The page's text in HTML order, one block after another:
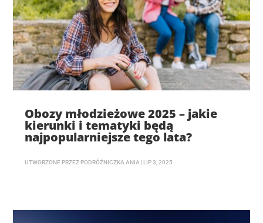
Obozy młodzieżowe 2025 – jakie
kierunki i tematyki będą
najpopularniejsze tego lata?
UTWORZONE PRZEZ PODRÓŻNICZKA ANIA | LIP 3, 2025